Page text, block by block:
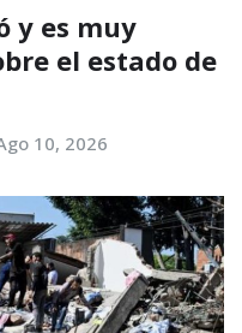
y es muy
el estado de
10, 2026